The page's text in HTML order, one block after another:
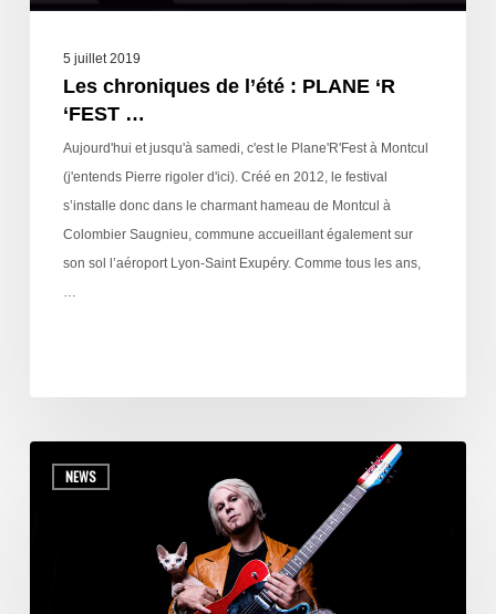
5 juillet 2019
Les chroniques de l’été : PLANE ‘R
‘FEST …
Aujourd'hui et jusqu'à samedi, c'est le Plane'R'Fest à Montcul
(j'entends Pierre rigoler d'ici). Créé en 2012, le festival
s’installe donc dans le charmant hameau de Montcul à
Colombier Saugnieu, commune accueillant également sur
son sol l’aéroport Lyon-Saint Exupéry. Comme tous les ans,
…
NEWS